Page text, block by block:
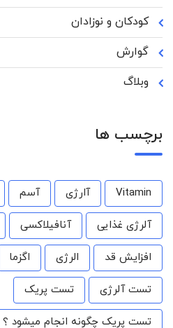
کودکان و نوزادان
گوارش
وبلاگ
برچسب ها
Vitamin آارژی آسم
آلرژی غذایی آنافیلاکسی
افزایش قد الرژی اگزما
تست آلرژی تست پریک
تست پریک چگونه انجام میشود ؟